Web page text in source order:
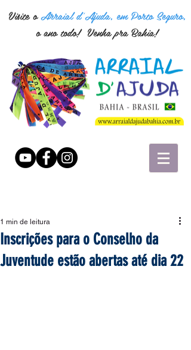
Visite oArraial d'Ajuda, em Porto Seguro,
o ano todo! Venha pra Bahia!
Inscrições para o Conselho da
Juventude estão abertas até dia 22
1 min de leitura